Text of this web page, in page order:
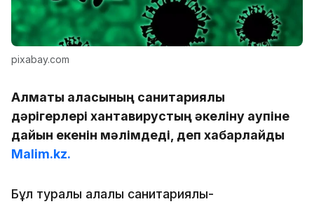
pixabay.com
Алматы қаласының санитариялық
дәрігерлері хантавирустың әкеліну қаупіне
дайын екенін мәлімдеді, деп хабарлайды
Malim.kz.
Бұл туралы қалалық санитариялық-